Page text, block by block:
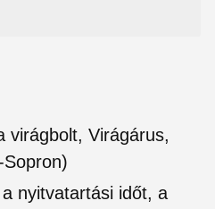
virágbolt, Virágárus,
nyitvatartási időt, a